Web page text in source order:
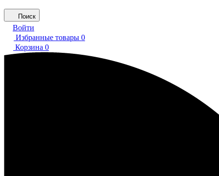
Поиск
Войти
Избранные товары 0
Корзина 0